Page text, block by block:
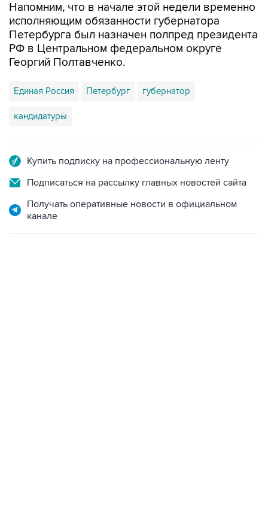
Напомним, что в начале этой недели временно
исполняющим обязанности губернатора
Петербурга был назначен полпред президента
РФ в Центральном федеральном округе
Георгий Полтавченко.
Единая Россия Петербург губернатор
кандидатуры
Купить подписку на профессиональную ленту
Подписаться на рассылку главных новостей сайта
Получать оперативные новости в официальном
канале